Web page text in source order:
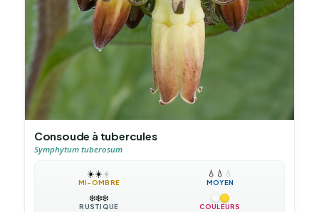
Consoude à tubercules
Symphytum tuberosum
☀️☀️☀️
MI-OMBRE
💧 💧 💧
MOYEN
❄️❄️❄️
RUSTIQUE COULEURS